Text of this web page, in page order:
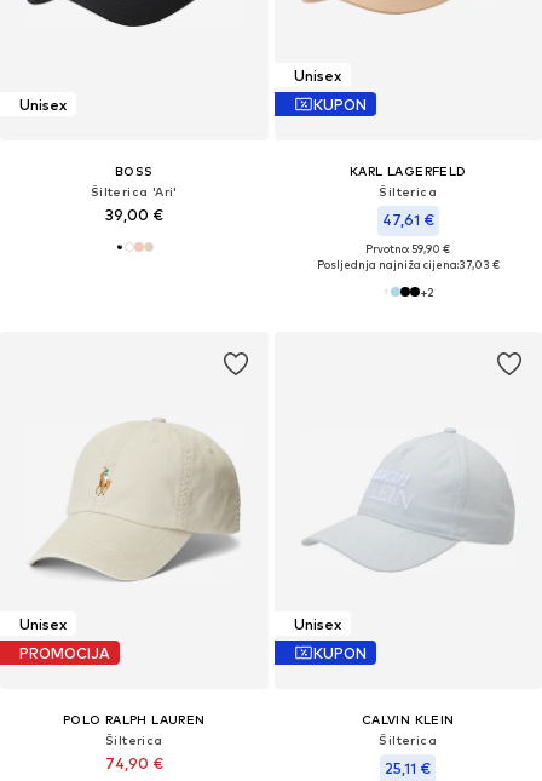
Unisex
BOSS
Šilterica 'Ari'
39,00 €
Unisex
KUPON
KARL LAGERFELD
Šilterica
47,61 €
Prvotno: 59,90 €
Posljednja najniža cijena:37,03 €
+2
Unisex
PROMOCIJA
POLO RALPH LAUREN
Šilterica
74,90 €
Unisex
KUPON
CALVIN KLEIN
Šilterica
25,11 €